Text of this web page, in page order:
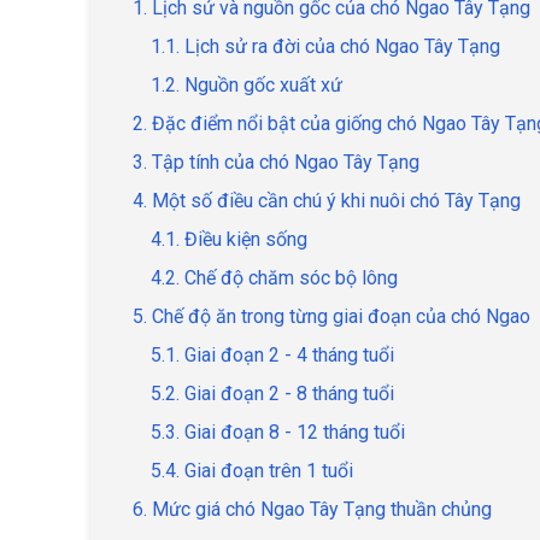
1. Lịch sử và nguồn gốc của chó Ngao Tây Tạng
1.1. Lịch sử ra đời của chó Ngao Tây Tạng
1.2. Nguồn gốc xuất xứ
2. Đặc điểm nổi bật của giống chó Ngao Tây
3. Tập tính của chó Ngao Tây Tạng
4. Một số điều cần chú ý khi nuôi chó Tây Tạng
4.1. Điều kiện sống
4.2. Chế độ chăm sóc bộ lông
5. Chế độ ăn trong từng giai đoạn của chó Ngao
5.1. Giai đoạn 2 - 4 tháng tuổi
5.2. Giai đoạn 2 - 8 tháng tuổi
5.3. Giai đoạn 8 - 12 tháng tuổi
5.4. Giai đoạn trên 1 tuổi
6. Mức giá chó Ngao Tây Tạng thuần chủng